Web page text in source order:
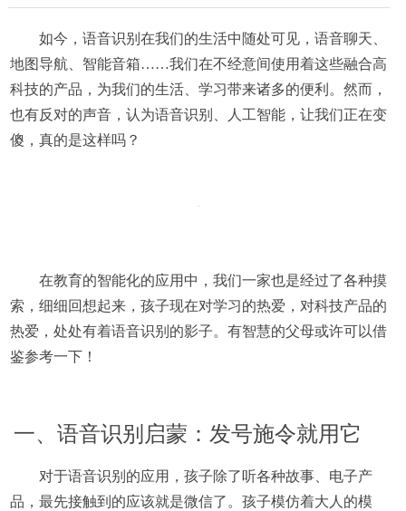
如今，语音识别在我们的生活中随处可见，语音聊天、
地图导航、智能音箱……我们在不经意间使用着这些融合高
科技的产品，为我们的生活、学习带来诸多的便利。然而，
也有反对的声音，认为语音识别、人工智能，让我们正在变
傻，真的是这样吗？
在教育的智能化的应用中，我们一家也是经过了各种摸
索，细细回想起来，孩子现在对学习的热爱，对科技产品的
热爱，处处有着语音识别的影子。有智慧的父母或许可以借
鉴参考一下！
一、语音识别启蒙：发号施令就用它
对于语音识别的应用，孩子除了听各种故事、电子产
品，最先接触到的应该就是微信了。孩子模仿着大人的模